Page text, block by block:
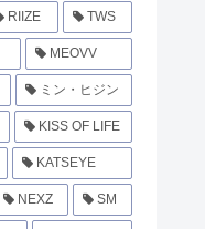
RIIZE TWS
MEOVV
ミン・ヒジン
KISS OF LIFE
KATSEYE
NEXZ SM